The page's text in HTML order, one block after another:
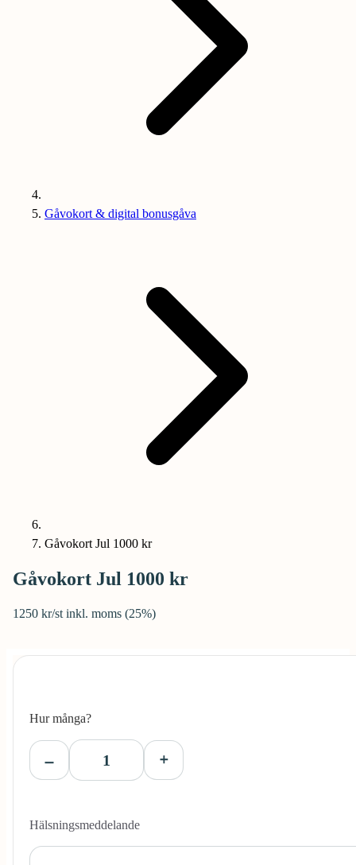
Gåvokort & digital bonusgåva
Gåvokort Jul 1000 kr
Gåvokort Jul 1000 kr
1250 kr/st inkl. moms (25%)
Hur många?
Hälsningsmeddelande